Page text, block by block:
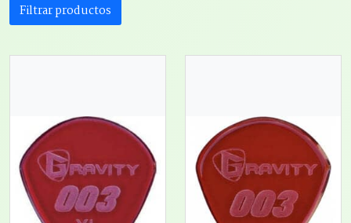
Filtrar productos